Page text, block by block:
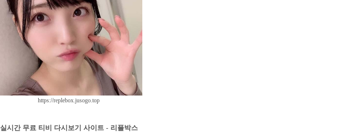
https://replebox.jusogo.top
실시간 무료 티비 다시보기 사이트 - 리플박스